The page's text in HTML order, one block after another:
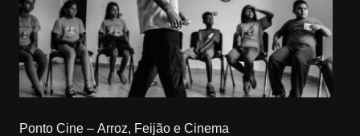
Ponto Cine – Arroz, Feijão e Cinema